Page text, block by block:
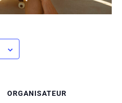
ORGANISATEUR